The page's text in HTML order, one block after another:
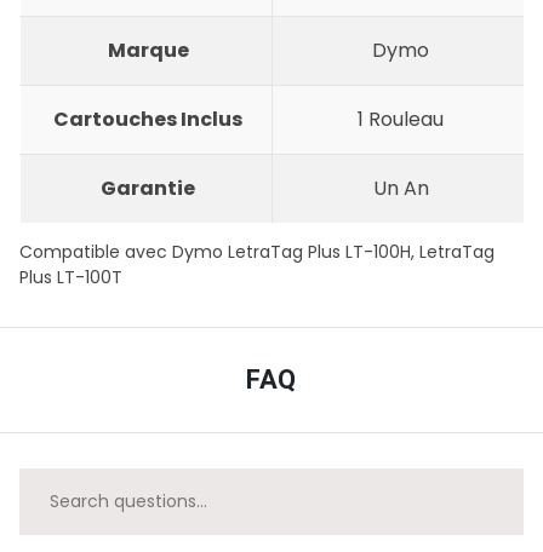
Marque Dymo
Cartouches Inclus 1 Rouleau
Garantie Un An
Compatible avec Dymo LetraTag Plus LT-100H, LetraTag
Plus LT-100T
FAQ